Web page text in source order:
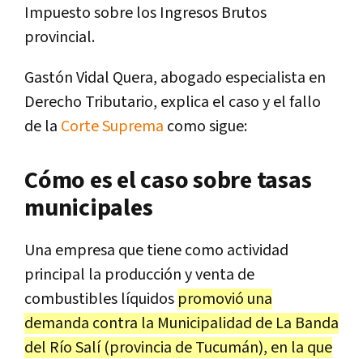
Impuesto sobre los Ingresos Brutos
provincial.
Gastón Vidal Quera, abogado especialista en
Derecho Tributario, explica el caso y el fallo
de la Corte Suprema como sigue:
Cómo es el caso sobre tasas
municipales
Una empresa que tiene como actividad
principal la producción y venta de
combustibles líquidos promovió una
demanda contra la Municipalidad de La Banda
del Río Salí (provincia de Tucumán), en la que